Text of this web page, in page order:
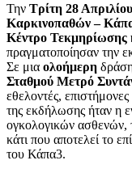
Την Τρίτη 28 Απριλίου
Καρκινοπαθών –
Κέντρο Τεκμηρίωσης
πραγματοποίησαν την
Σε μια ολοήμερη
Σταθμού Μετρό
εθελοντές,
της εκδήλωσης ήταν η
ογκολογικών ασθενών,
κάτι που αποτελεί το
του Κάπα3.